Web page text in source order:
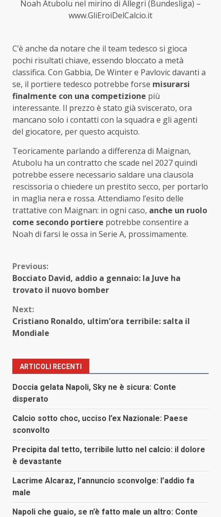
Noah Atubolu nel mirino di Allegri (Bundesliga) –
www.GliEroiDelCalcio.it
C’è anche da notare che il team tedesco si gioca
pochi risultati chiave, essendo bloccato a metà
classifica. Con Gabbia, De Winter e Pavlovic davanti a
se, il portiere tedesco potrebbe forse misurarsi
finalmente con una competizione più
interessante. Il prezzo è stato già sviscerato, ora
mancano solo i contatti con la squadra e gli agenti
del giocatore, per questo acquisto.
Teoricamente parlando a differenza di Maignan,
Atubolu ha un contratto che scade nel 2027 quindi
potrebbe essere necessario saldare una clausola
rescissoria o chiedere un prestito secco, per portarlo
in maglia nera e rossa. Attendiamo l’esito delle
trattative con Maignan: in ogni caso, anche un ruolo
come secondo portiere potrebbe consentire a
Noah di farsi le ossa in Serie A, prossimamente.
Continue
Reading
Previous:
Bocciato David, addio a gennaio: la Juve ha
trovato il nuovo bomber
Next:
Cristiano Ronaldo, ultim’ora terribile: salta il
Mondiale
ARTICOLI RECENTI
Doccia gelata Napoli, Sky ne è sicura: Conte
disperato
Calcio sotto choc, ucciso l’ex Nazionale: Paese
sconvolto
Precipita dal tetto, terribile lutto nel calcio: il dolore
è devastante
Lacrime Alcaraz, l’annuncio sconvolge: l’addio fa
male
Napoli che guaio, se n’è fatto male un altro: Conte